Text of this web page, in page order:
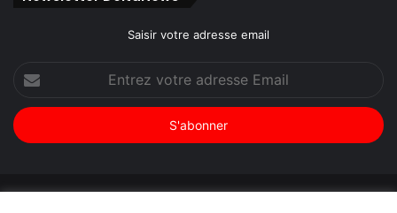
Saisir votre adresse email
votre
adresse
Email